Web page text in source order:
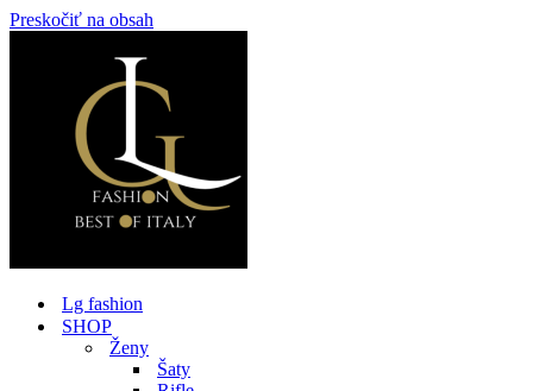
Preskočiť na obsah
Lg fashion
SHOP
Ženy
Šaty